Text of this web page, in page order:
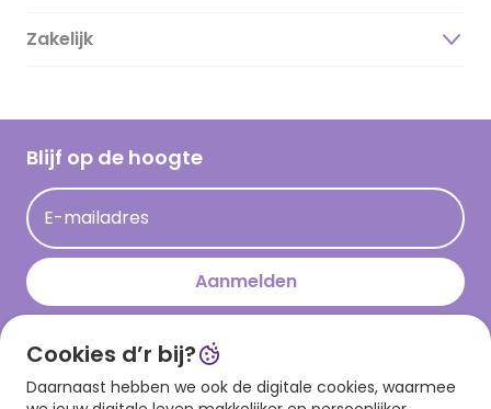
Duurzaamheid
Hallmark Kaartclub
Acties
Persberichten
Hallmark en Kinderpostzegels
Magazine
Cadeau inspiratie
Kaartinspiratie
Zakelijk
Blijf op de hoogte
E-mailadres
Aanmelden
Download onze app
Cookies d’r bij?
Daarnaast hebben we ook de digitale cookies, waarmee